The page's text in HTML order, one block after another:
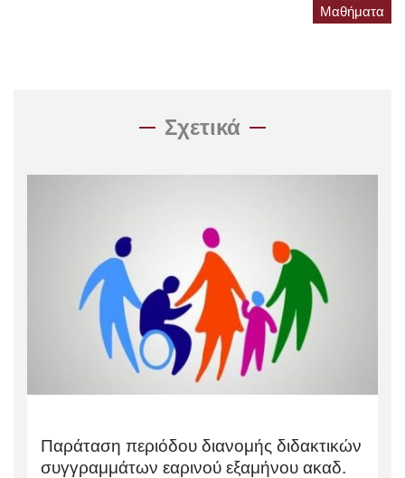
Μαθήματα
Σχετικά
Παράταση περιόδου διανομής διδακτικών
συγγραμμάτων εαρινού εξαμήνου ακαδ.